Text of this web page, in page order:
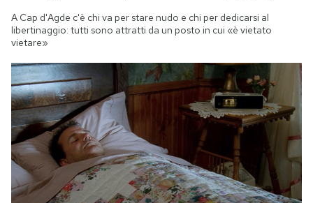
A Cap d'Agde c'è chi va per stare nudo e chi per dedicarsi al
libertinaggio: tutti sono attratti da un posto in cui «è vietato
vietare»